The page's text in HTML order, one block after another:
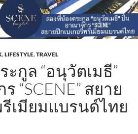
,LIFESTYLE,TRAVEL
กูล “อนุวัตเมธี”
“SCENE” สยาย
รีเมียมแบรนด์ไทย